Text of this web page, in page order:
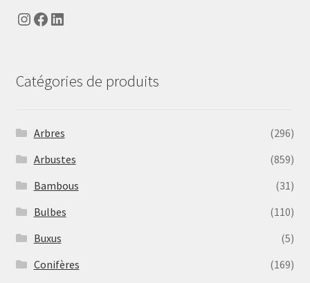
Instagram
Facebook
LinkedIn
Catégories de produits
Arbres
(296)
Arbustes
(859)
Bambous
(31)
Bulbes
(110)
Buxus
(5)
Conifères
(169)